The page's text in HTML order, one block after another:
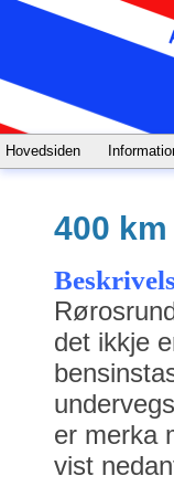
Hovedsiden
400
det ikkje
er merka
vist